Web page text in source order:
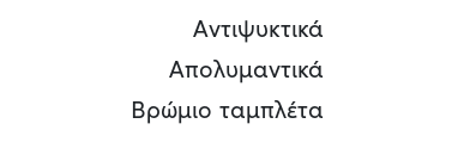
Αντιψυκτικά
Απολυμαντικά
Βρώμιο ταμπλέτα